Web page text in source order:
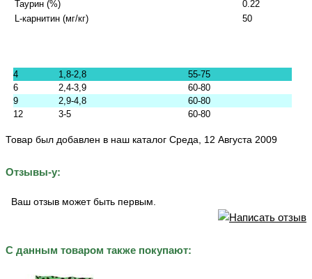
Таурин (%)
0.22
L-карнитин (мг/кг)
50
4 1,8-2,8
55-75
6
2,4-3,9
60-80
9
2,9-4,8
60-80
12
3-5 60-80
Товар был добавлен в наш каталог Среда, 12 Августа 2009
Отзывы-у:
Ваш отзыв может быть первым.
С данным товаром также покупают: